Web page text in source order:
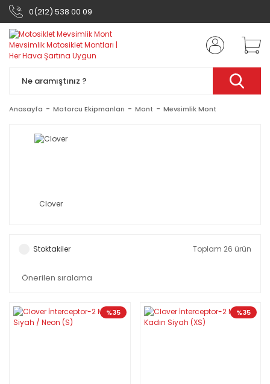
0(212) 538 00 09
Anasayfa Motorcu Ekipmanları Mont Mevsimlik Mont
Clover
Stoktakiler Toplam 26 ürün
%35 %35